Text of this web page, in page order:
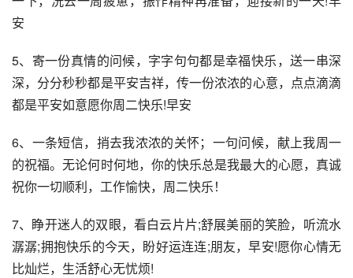
安
5、寄一份真情的问候，字字句句都是幸福快乐，送一串深
深，分分秒秒都是平安吉祥，传一份浓浓的心意，点点滴滴
都是平安如意愿你周二快乐!早安
6、一条短信，捎去我浓浓的关怀；一句问候，献上我周一
的祝福。无论何时何地，你的快乐总是我最大的心愿，真诚
祝你一切顺利，工作愉快，周二快乐！
7、睁开迷人的双眼，看白云片片;舒展美丽的笑脸，听流水
潺潺;拥抱快乐的今天，盼好运连连;朋友，早安!愿你心情无
比灿烂，生活舒心无忧烦!